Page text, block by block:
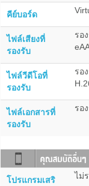
คีย์บอร์ด
ไฟล์เสียงที่
รองรับ
รอ
ไฟล์วีดีโอที่
รองรับ
รอ
ไฟล์เอกสารที่
รองรับ
รอ
โปรแกรมเสริ
ไม่